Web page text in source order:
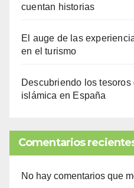
cuentan historias
El auge de las
en el turismo
Descubriendo los
islámica en España
Comentarios
No hay comentarios que